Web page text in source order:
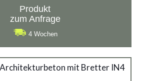
Produkt
zum Anfrage
4 Wochen
Architekturbeton mit Bretter IN4
aus